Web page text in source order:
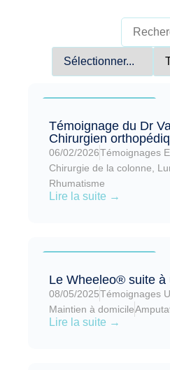
Témoignage du Dr
Chirurgien
06/02/2026Témoignages
Chirurgie de la colonne,
Rhumatisme
Lire la suite →
Le Wheeleo® suite à
08/05/2025Témoignages
Maintien à domicile
Lire la suite →